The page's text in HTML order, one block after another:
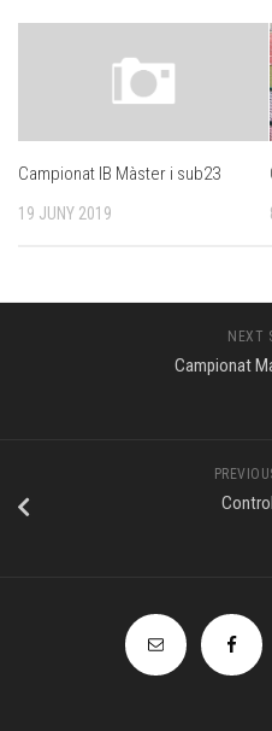
Campionat IB Màster i sub23
19 JUNY 2019
NEXT
Campionat